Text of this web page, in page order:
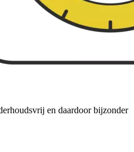
en daardoor bijzonder